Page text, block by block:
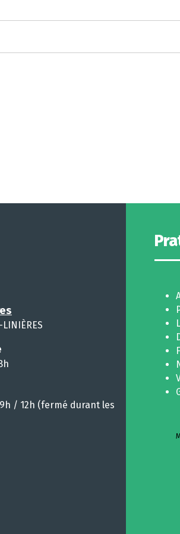
/ 12h (fermé durant les